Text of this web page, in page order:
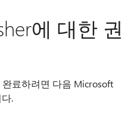
에 대한 권
료하려면 다음 Microsoft
.